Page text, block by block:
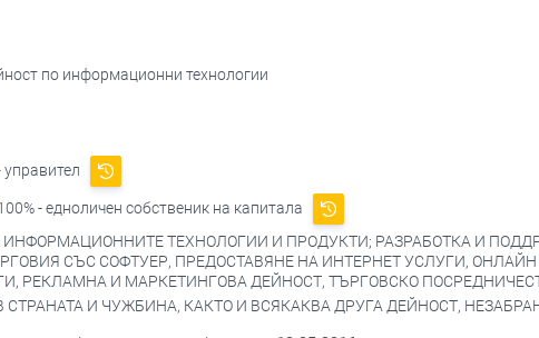
по информационни технологии
управител
- едноличен собственик на капитала
ИНФОРМАЦИОННИТЕ ТЕХНОЛОГИИ И ПРОДУКТИ; РАЗРАБОТКА И
СЪС СОФТУЕР, ПРЕДОСТАВЯНЕ НА ИНТЕРНЕТ УСЛУГИ,
РЕКЛАМНА И МАРКЕТИНГОВА ДЕЙНОСТ, ТЪРГОВСКО
И ЧУЖБИНА, КАКТО И ВСЯКАКВА ДРУГА ДЕЙНОСТ,